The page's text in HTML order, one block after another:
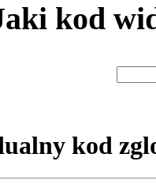
kod
kod